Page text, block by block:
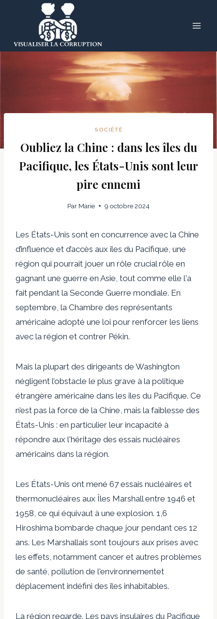
SOCIÉTÉ
Oubliez la Chine : dans les îles du
Pacifique, les États-Unis sont leur
pire ennemi
Par Marie 9 octobre 2024
Les États-Unis sont en concurrence avec la Chine
d’influence et d’accès aux îles du Pacifique, une
région qui pourrait jouer un rôle crucial rôle en
gagnant une guerre en Asie, tout comme elle l'a
fait pendant la Seconde Guerre mondiale. En
septembre, la Chambre des représentants
américaine adopté une loi pour renforcer les liens
avec la région et contrer Pékin.
Mais la plupart des dirigeants de Washington
négligent l’obstacle le plus grave à la politique
étrangère américaine dans les îles du Pacifique. Ce
n’est pas la force de la Chine, mais la faiblesse des
États-Unis : en particulier leur incapacité à
répondre aux l'héritage des essais nucléaires
américains dans la région.
Les États-Unis ont mené 67 essais nucléaires et
thermonucléaires aux Îles Marshall entre 1946 et
1958, ce qui équivaut à une explosion. 1,6
Hiroshima bombarde chaque jour pendant ces 12
ans. Les Marshallais sont toujours aux prises avec
les effets, notamment cancer et autres problèmes
de santé pollution de l'environnementet
déplacement indéfini des îles inhabitables.
La région regarde. Les pays insulaires du Pacifique